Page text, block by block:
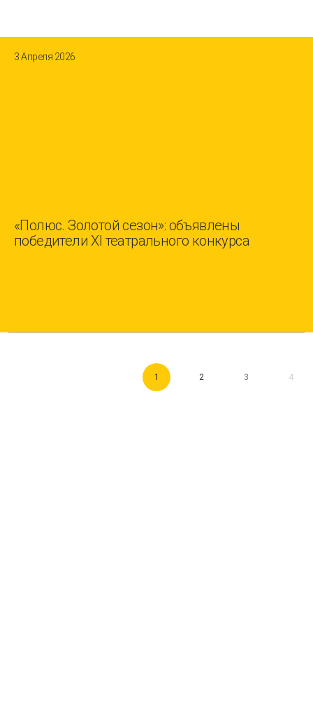
3 Апреля 2026
«Полюс. Золотой сезон»: объявлены
победители XI театрального конкурса
1 2 3 4